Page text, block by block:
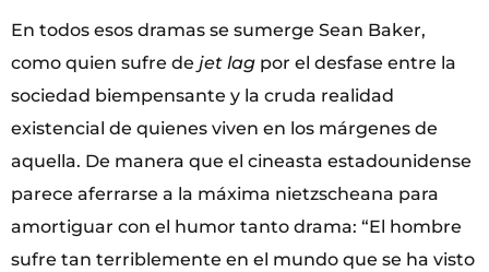
En todos esos dramas se sumerge Sean Baker,
como quien sufre de jet lag por el desfase entre la
sociedad biempensante y la cruda realidad
existencial de quienes viven en los márgenes de
aquella. De manera que el cineasta estadounidense
parece aferrarse a la máxima nietzscheana para
amortiguar con el humor tanto drama: “El hombre
sufre tan terriblemente en el mundo que se ha visto